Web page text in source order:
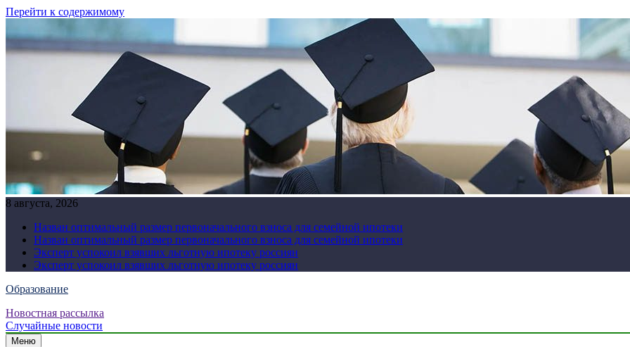
Перейти к содержимому
8 августа, 2026
Назван оптимальный размер первоначального взноса для семейной ипотеки
Назван оптимальный размер первоначального взноса для семейной ипотеки
Эксперт успокоил взявших льготную ипотеку россиян
Эксперт успокоил взявших льготную ипотеку россиян
Образование
Новостная рассылка
Случайные новости
Меню